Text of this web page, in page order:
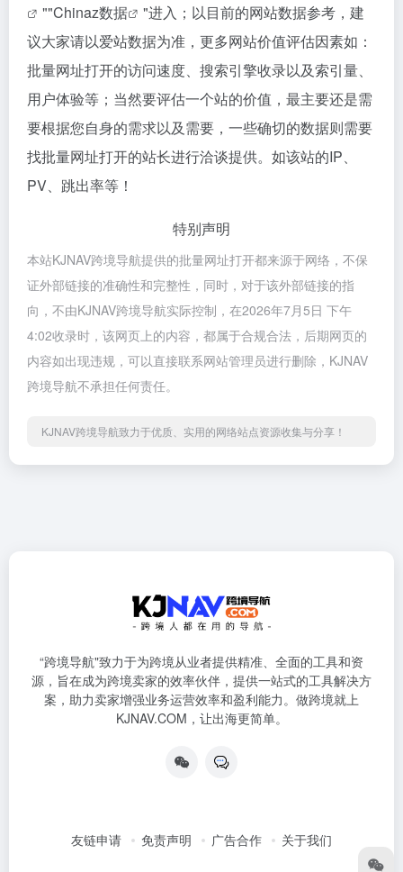
""Chinaz数据
"进入；以目前的网站数据参考，建
议大家请以爱站数据为准，更多网站价值评估因素如：
批量网址打开的访问速度、搜索引擎收录以及索引量、
用户体验等；当然要评估一个站的价值，最主要还是需
要根据您自身的需求以及需要，一些确切的数据则需要
找批量网址打开的站长进行洽谈提供。如该站的IP、
PV、跳出率等！
特别声明
本站KJNAV跨境导航提供的批量网址打开都来源于网络，不保
证外部链接的准确性和完整性，同时，对于该外部链接的指
向，不由KJNAV跨境导航实际控制，在2026年7月5日 下午
4:02收录时，该网页上的内容，都属于合规合法，后期网页的
内容如出现违规，可以直接联系网站管理员进行删除，KJNAV
跨境导航不承担任何责任。
KJNAV跨境导航致力于优质、实用的网络站点资源收集与分享！
“跨境导航"致力于为跨境从业者提供精准、全面的工具和资
源，旨在成为跨境卖家的效率伙伴，提供一站式的工具解决方
案，助力卖家增强业务运营效率和盈利能力。做跨境就上
KJNAV.COM，让出海更简单。
友链申请 免责声明 广告合作 关于我们